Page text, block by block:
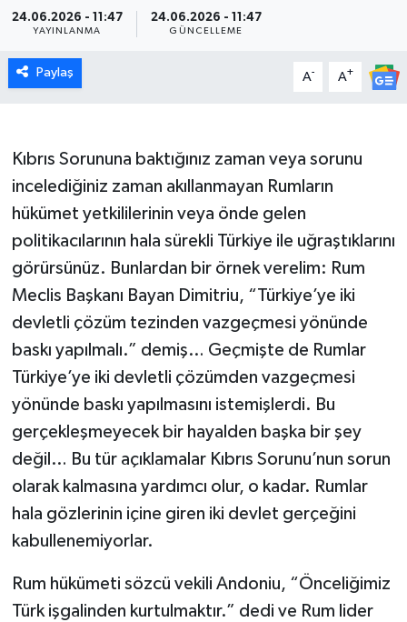
24.06.2026 - 11:47
YAYINLANMA
24.06.2026 - 11:47
GÜNCELLEME
Paylaş A- A+
Kıbrıs Sorununa baktığınız zaman veya sorunu
incelediğiniz zaman akıllanmayan Rumların
hükümet yetkililerinin veya önde gelen
politikacılarının hala sürekli Türkiye ile uğraştıklarını
görürsünüz. Bunlardan bir örnek verelim: Rum
Meclis Başkanı Bayan Dimitriu, “Türkiye’ye iki
devletli çözüm tezinden vazgeçmesi yönünde
baskı yapılmalı.” demiş… Geçmişte de Rumlar
Türkiye’ye iki devletli çözümden vazgeçmesi
yönünde baskı yapılmasını istemişlerdi. Bu
gerçekleşmeyecek bir hayalden başka bir şey
değil… Bu tür açıklamalar Kıbrıs Sorunu’nun sorun
olarak kalmasına yardımcı olur, o kadar. Rumlar
hala gözlerinin içine giren iki devlet gerçeğini
kabullenemiyorlar.
Rum hükümeti sözcü vekili Andoniu, “Önceliğimiz
Türk işgalinden kurtulmaktır.” dedi ve Rum lider